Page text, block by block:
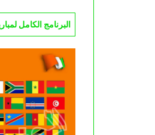
البرنامج الكامل